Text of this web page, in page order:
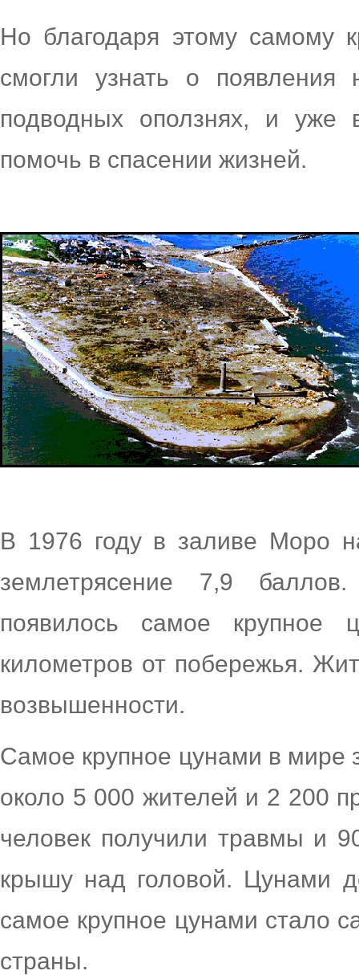
Но благодаря этому самому
смогли узнать о
подводных оползнях, и
помочь в спасении жизней.
В 1976 году в заливе Моро
землетрясение 7,9
появилось самое крупное
километров от побережья.
возвышенности.
Самое крупное цунами в мире
около 5 000 жителей и 2 200
человек получили травмы и
крышу над головой. Цунами
самое крупное цунами стало
страны.